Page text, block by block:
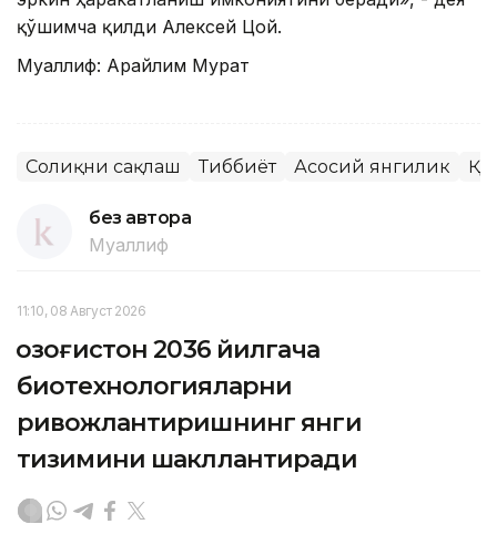
қўшимча қилди Алексей Цой.
Муаллиф: Арайлим Мурат
Соғлиқни сақлаш Тиббиёт Асосий янгилик ҚР
без автора
Муаллиф
11:10, 08 Август 2026
Қозоғистон 2036 йилгача
биотехнологияларни
ривожлантиришнинг янги
тизимини шакллантиради